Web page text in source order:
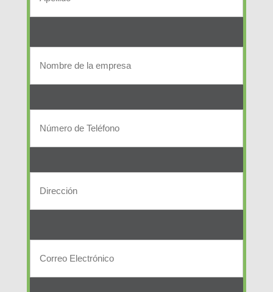
primario
(Required)
de
la
de
Teléfono
electrónico